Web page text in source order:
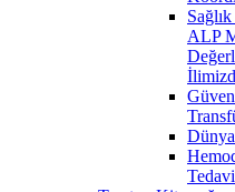
ALP